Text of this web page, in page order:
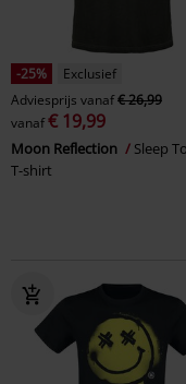
-25%
Exclusief
Adviesprijs vanaf€ 26,99
vanaf€ 19,99
Moon Reflection
Sleep
T-shirt